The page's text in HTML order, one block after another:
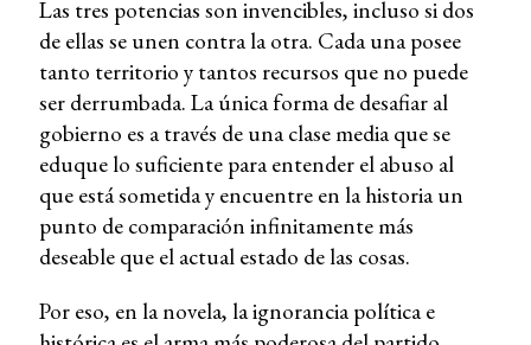
Las tres potencias son invencibles, incluso si dos
de ellas se unen contra la otra. Cada una posee
tanto territorio y tantos recursos que no puede
ser derrumbada. La única forma de desafiar al
gobierno es a través de una clase media que se
eduque lo suficiente para entender el abuso al
que está sometida y encuentre en la historia un
punto de comparación infinitamente más
deseable que el actual estado de las cosas.
Por eso, en la novela, la ignorancia política e